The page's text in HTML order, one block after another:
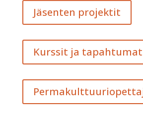
Jäsenten projektit
Kurssit ja tapahtumat